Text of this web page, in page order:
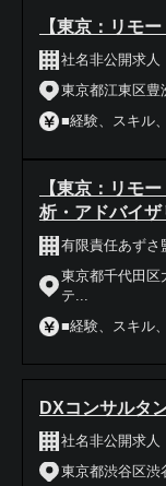
【東京：リモ
社名非公開求人
東京都江東区
■経験、スキル
【東京：リモ
析・アドバイザ
有限責任あずさ
東京都千代田区
テ...
■経験、スキル
DXコンサルタ
社名非公開求人
東京都渋谷区渋